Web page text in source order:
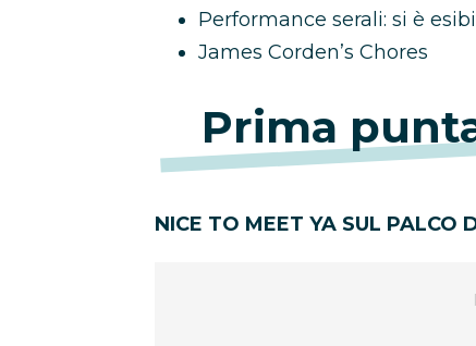
Performance serali: si è
James Corden’s Chores
Prima
NICE TO MEET YA SUL PALCO